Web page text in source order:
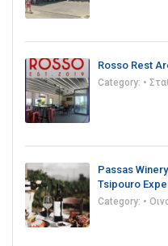
Rosso Rest
Category: •
Passas
Tsipouro
Category: •